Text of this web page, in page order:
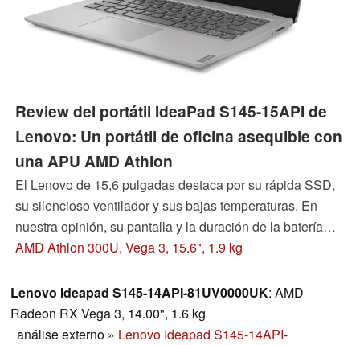
Review del portátil IdeaPad S145-15API de
Lenovo: Un portátil de oficina asequible con
una APU AMD Athlon
El Lenovo de 15,6 pulgadas destaca por su rápida SSD,
su silencioso ventilador y sus bajas temperaturas. En
nuestra opinión, su pantalla y la duración de la batería
son puntos débiles. Sin embargo, el portátil no le hará un
AMD Athlon 300U, Vega 3, 15.6", 1.9 kg
Lenovo Ideapad S145-14API-81UV0000UK: AMD
Radeon RX Vega 3, 14.00", 1.6 kg
análise externo » Lenovo Ideapad S145-14API-